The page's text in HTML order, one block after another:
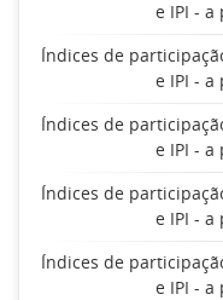
e IPI -
Índices de
e IPI -
Índices de
e IPI -
Índices de
e IPI -
Índices de
e IPI -